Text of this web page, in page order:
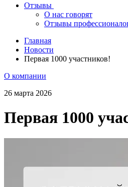
Отзывы
О нас говорят
Отзывы
Главная
Новости
Первая 1000 участников!
О компании
26 марта 2026
Первая 1000